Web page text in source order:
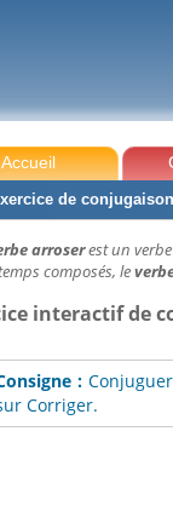
Accueil
de
arroserest un
composés, le
interactif de
:
Corriger.